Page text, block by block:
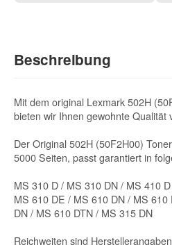
Beschreibung
Mit dem original Lexmark 502H
bieten wir Ihnen gewohnte Qualität
Der Original 502H (50F2H00)
5000 Seiten, passt garantiert in
MS 310 D / MS 310 DN / MS 410
MS 610 DE / MS 610 DN / MS
DN / MS 610 DTN / MS 315 DN
Reichweiten sind